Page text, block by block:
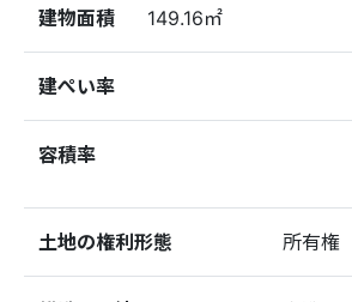
建物面積 149.16㎡
建ぺい率
容積率
土地の権利形態 所有権